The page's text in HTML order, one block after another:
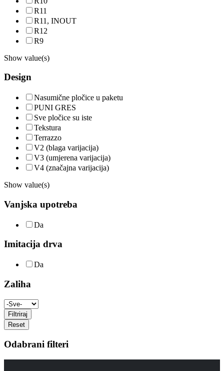
R11
R11, INOUT
R12
R9
Show value(s)
Design
Nasumične pločice u paketu
PUNI GRES
Sve pločice su iste
Tekstura
Terrazzo
V2 (blaga varijacija)
V3 (umjerena varijacija)
V4 (značajna varijacija)
Show value(s)
Vanjska upotreba
Da
Imitacija drva
Da
Zaliha
Filtriraj
Reset
Odabrani filteri